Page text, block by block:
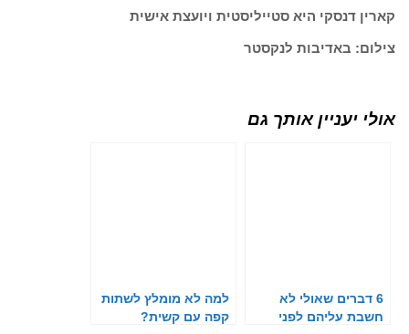
קארין דנסקי היא סטייליסטית ויועצת אישית
צילום: באדיבות לנקסטר
אולי יעניין אותך גם
6 דברים שאולי לא
חשבת עליהם לפני
למה לא מומלץ לשתות
קפה עם קשית?